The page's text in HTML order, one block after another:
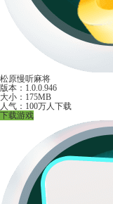
松原慢听麻将
版本：1.0.0.946
大小：175MB
人气：100万人下载
下载游戏